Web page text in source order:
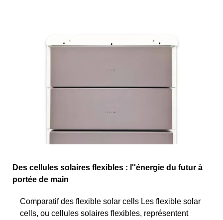
Des cellules solaires flexibles : l''énergie du futur à
portée de main
Comparatif des flexible solar cells Les flexible solar
cells, ou cellules solaires flexibles, représentent